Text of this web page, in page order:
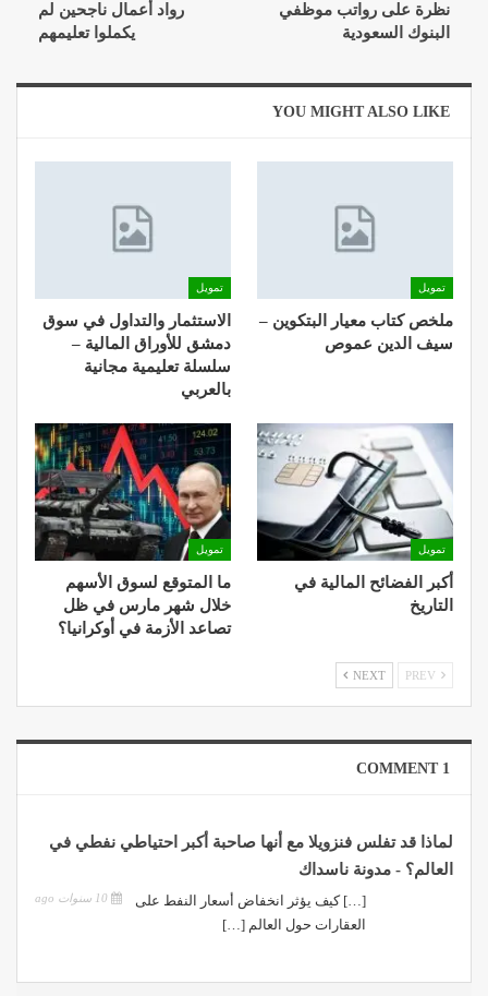
نظرة على رواتب موظفي
البنوك السعودية
رواد أعمال ناجحين لم
يكملوا تعليمهم
YOU MIGHT ALSO LIKE
تمويل
ملخص كتاب معيار البتكوين –
سيف الدين عموص
تمويل
الاستثمار والتداول في سوق
دمشق للأوراق المالية –
سلسلة تعليمية مجانية
بالعربي
تمويل
أكبر الفضائح المالية في
التاريخ
تمويل
ما المتوقع لسوق الأسهم
خلال شهر مارس في ظل
تصاعد الأزمة في أوكرانيا؟
NEXT
1 COMMENT
لماذا قد تفلس فنزويلا مع أنها صاحبة أكبر احتياطي نفطي في
العالم؟ - مدونة ناسداك
[…] كيف يؤثر انخفاض أسعار النفط على
العقارات حول العالم […]